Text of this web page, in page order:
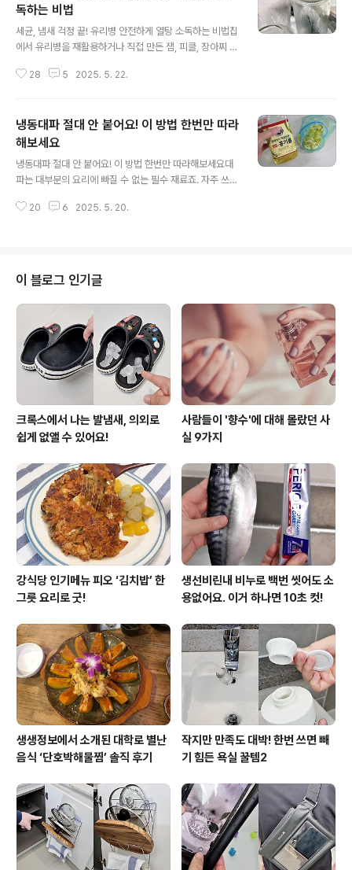
독하는 비법
세균, 냄새 걱정 끝! 유리병 안전하게 열탕 소독하는 비법집
에서 유리병을 재활용하거나 직접 만든 잼, 피클, 장아찌 등
소독이에요. 아무리 좋은 재료로 만들었어도 소독이 제대
없는 안심 열탕소독법을 소개해 드릴게요.유리병 열탕 소
독의 포인트는 세균을 완벽하게 제거하는 것, 더불어 유리
병에 밴 냄새도 제거해야 하고요. 무엇보다 안전하게 소독
하는게 정말 중요해요. 열탕 소독 과정 중에 유리에 금이 가
거나 깨지기도 하고, 과정이 번거롭기도 하다보니 잘 안하
는 분들도 많더라고요. 제가 열탕 소독하는 방법을 알려드
28 5 2025. 5. 22.
냉동대파 절대 안 붙어요! 이 방법 한번만 따라
해보세요
냉동대파 절대 안 붙어요! 이 방법 한번만 따라해보세요대
파는 대부분의 요리에 빠질 수 없는 필수 재료죠. 자주 쓰이
런데 냉동된 대파가 한 덩어리로 딱딱하게 뭉쳐버리면 정
질해두면 꺼내 쓸때마다 정말 편해요. 대파가 냉동보관 중
에 한덩어리로 뭉치면 한숟갈 떼어내는 것도 쉽지가 않은
데요. 대파 냉동보관 실패하는 분들의 대부분은 이걸 안했
다고 해요. 그건 바로 식용유 1티스푼 넣기! 대파를 깨끗하
게 씻은 뒤 요리 용도에 맞춰 썰어주세요.손질한 대파를 냉
동보관용 지퍼백에..
20 6 2025. 5. 20.
이 블로그 인기글
크록스에서 나는 발냄새, 의외로
쉽게 없앨 수 있어요!
사람들이 '향수'에 대해 몰랐던 사
실 9가지
강식당 인기메뉴 피오 ‘김치밥’ 한
그릇 요리로 굿!
생선비린내 비누로 백번 씻어도 소
용없어요. 이거 하나면 10초 컷!
생생정보에서 소개된 대학로 별난
음식 ‘단호박해물찜’ 솔직 후기
작지만 만족도 대박! 한번 쓰면 빼
기 힘든 욕실 꿀템2